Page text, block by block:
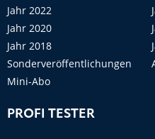
Jahr 2022
Jahr 2020
Jahr 2018
Sonderveröffentlichungen
Mini-Abo
PROFI TESTER